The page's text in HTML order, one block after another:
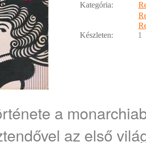
Kategória:
Készleten:
1
a
az első